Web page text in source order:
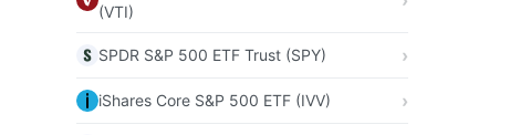
(VTI)
SPDR S&P 500 ETF Trust (SPY)
iShares Core S&P 500 ETF (IVV)